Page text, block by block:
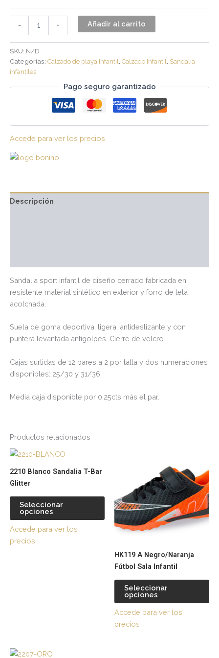
- + Añadir al carrito
SKU: N/D
Categorías: Calzado de playa Infantil Calzado Infantil
Sandalia
infantiles
Pago seguro garantizado
Accede para ver los precios
Descripción
Sandalia sport infantil de diseño cerrado fabricada en
resistente material sintético en exterior y forro de tela
acolchada.
Suela de goma deportiva, ligera, antideslizante y con
puntera levantada antigolpes. Cierre de velcro.
Cajas surtidas de 12 pares a 2 por talla y dos numeraciones
disponibles: 25/30 y 31/36.
Media caja disponible por 0,25cts más el par.
Productos relacionados
2210 Blanco Sandalia T-Bar
Glitter
Seleccionar
opciones
múltiples
variantes.
Las
opciones
elegir
página
Accede para ver los
precios
HK119 A Negro/Naranja
Fútbol Sala Infantil
Seleccionar
opciones
la
Accede para ver los
precios